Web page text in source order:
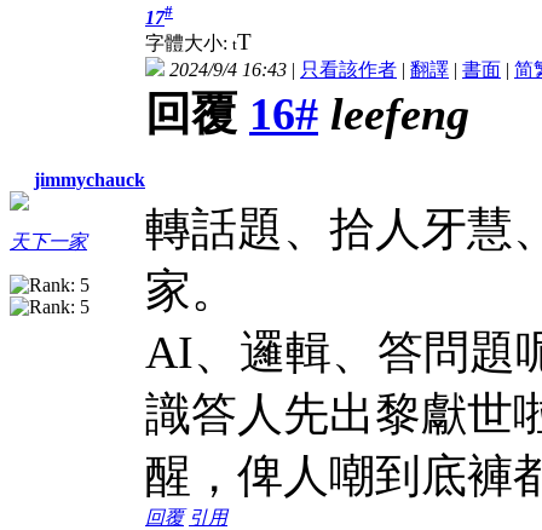
jimmychauck
天下一家
17#
字體大小: tT
2024/9/4 16:43 | 只看該作者 | 翻譯 | 書面 | 简
回覆 16# leefeng
轉話題、拾人牙慧
家。
AI、邏輯、答問題
識答人先出黎獻世
醒，俾人嘲到底褲
回覆 引用